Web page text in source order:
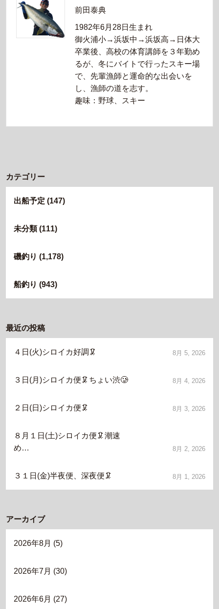
前田泰典
1982年6月28日生まれ
御火浦小→浜坂中→浜坂高→日体大
卒業後、高校の体育講師を３年勤め
るが、冬にバイトで行ったスキー場
で、先輩漁師と運命的な出会いを
し、漁師の道を志す。
趣味：野球、スキー
カテゴリー
出船予定 (147)
未分類(111)
磯釣り (1,178)
船釣り (943)
最近の投稿
４日(火)シロイカ好調🦑 8月 5, 2026
３日(月)シロイカ便🦑ちょい渋🥲 8月 4, 2026
２日(日)シロイカ便🦑 8月 3, 2026
８月１日(土)シロイカ便🦑潮速
め…
8月 2, 2026
３１日(金)半夜便、深夜便🦑 8月 1, 2026
アーカイブ
2026年8月 (5)
2026年7月 (30)
2026年6月 (27)